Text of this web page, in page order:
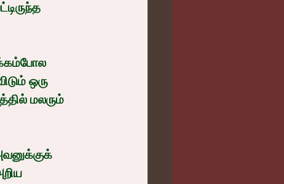
ஒரு
மலரும்